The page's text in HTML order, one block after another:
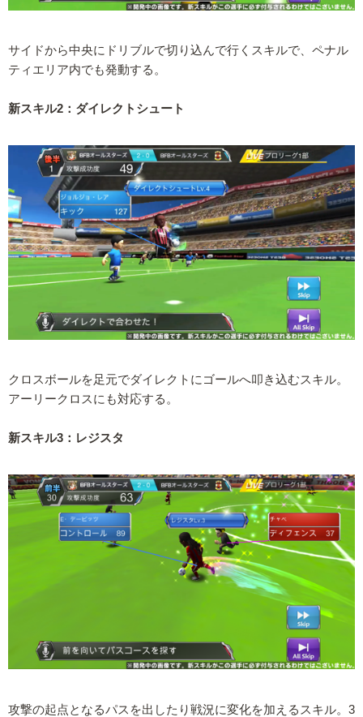
サイドから中央にドリブルで切り込んで行くスキルで、ペナル
ティエリア内でも発動する。
新スキル2：ダイレクトシュート
クロスボールを足元でダイレクトにゴールへ叩き込むスキル。
アーリークロスにも対応する。
新スキル3：レジスタ
攻撃の起点となるパスを出したり戦況に変化を加えるスキル。3